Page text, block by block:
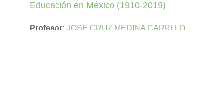
Educación en México (1910-2019)
Profesor: JOSE CRUZ MEDINA CARRLLO